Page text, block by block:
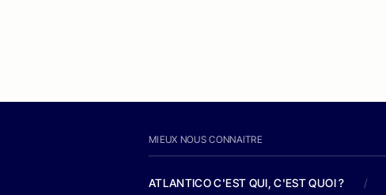
MIEUX NOUS CONNAITRE
ATLANTICO C'EST QUI, C'EST QUOI ? /